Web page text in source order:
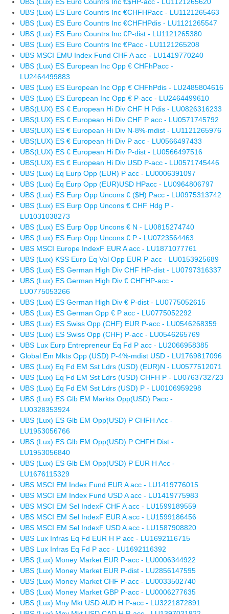
UBS (Lux) ES Euro Countrs Inc €CHFHPacc - LU1121265463
UBS (Lux) ES Euro Countrs Inc €CHFHPdis - LU1121265547
UBS (Lux) ES Euro Countrs Inc €P-dist - LU1121265380
UBS (Lux) ES Euro Countrs Inc €Pacc - LU1121265208
UBS MSCI EMU Index Fund CHF A acc - LU1419770240
UBS (Lux) ES European Inc Opp € CHFhPacc -
LU2464499883
UBS (Lux) ES European Inc Opp € CHFhPdis - LU2485804616
UBS (Lux) ES European Inc Opp € P-acc - LU2464499610
UBS(LUX) ES € European Hi Div CHF H Pdis - LU0826316233
UBS(LUX) ES € European Hi Div CHF P acc - LU0571745792
UBS(LUX) ES € European Hi Div N-8%-mdist - LU1121265976
UBS(LUX) ES € European Hi Div P acc - LU0566497433
UBS(LUX) ES € European Hi Div P-dist - LU0566497516
UBS(LUX) ES € European Hi Div USD P-acc - LU0571745446
UBS (Lux) Eq Eurp Opp (EUR) P acc - LU0006391097
UBS (Lux) Eq Eurp Opp (EUR)USD HPacc - LU0964806797
UBS (Lux) ES Eurp Opp Uncons € ($H) Pacc - LU0975313742
UBS (Lux) ES Eurp Opp Uncons € CHF Hdg P -
LU1031038273
UBS (Lux) ES Eurp Opp Uncons € N - LU0815274740
UBS (Lux) ES Eurp Opp Uncons € P - LU0723564463
UBS MSCI Europe IndexF EUR A acc - LU1871077761
UBS (Lux) KSS Eurp Eq Val Opp EUR P-acc - LU0153925689
UBS (Lux) ES German High Div CHF HP-dist - LU0797316337
UBS (Lux) ES German High Div € CHFHP-acc -
LU0775053266
UBS (Lux) ES German High Div € P-dist - LU0775052615
UBS (Lux) ES German Opp € P acc - LU0775052292
UBS (Lux) ES Swiss Opp (CHF) EUR P-acc - LU0546268359
UBS (Lux) ES Swiss Opp (CHF) P-acc - LU0546265769
UBS Lux Eurp Entrepreneur Eq Fd P acc - LU2066958385
Global Em Mkts Opp (USD) P-4%-mdist USD - LU1769817096
UBS (Lux) Eq Fd EM Sst Ldrs (USD) (EUR)N - LU0577512071
UBS (Lux) Eq Fd EM Sst Ldrs (USD) CHFH P - LU0763732723
UBS (Lux) Eq Fd EM Sst Ldrs (USD) P - LU0106959298
UBS (Lux) ES Glb EM Markts Opp(USD) Pacc -
LU0328353924
UBS (Lux) ES Glb EM Opp(USD) P CHFH Acc -
LU1953056766
UBS (Lux) ES Glb EM Opp(USD) P CHFH Dist -
LU1953056840
UBS (Lux) ES Glb EM Opp(USD) P EUR H Acc -
LU1676115329
UBS MSCI EM Index Fund EUR A acc - LU1419776015
UBS MSCI EM Index Fund USD A acc - LU1419775983
UBS MSCI EM Sel IndexF CHF A acc - LU1599189559
UBS MSCI EM Sel IndexF EUR A acc - LU1599186456
UBS MSCI EM Sel IndexF USD A acc - LU1587908820
UBS Lux Infras Eq Fd EUR H P acc - LU1692116715
UBS Lux Infras Eq Fd P acc - LU1692116392
UBS (Lux) Money Market EUR P-acc - LU0006344922
UBS (Lux) Money Market EUR P-dist - LU2856147595
UBS (Lux) Money Market CHF P-acc - LU0033502740
UBS (Lux) Money Market GBP P-acc - LU0006277635
UBS (Lux) Mny Mkt USD AUD H P-acc - LU3221872891